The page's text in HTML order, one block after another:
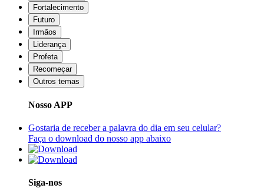
Fortalecimento
Futuro
Irmãos
Liderança
Profeta
Recomeçar
Outros temas
Nosso APP
Gostaria de receber a palavra do dia em seu celular?
Faça o download do nosso app abaixo
Siga-nos